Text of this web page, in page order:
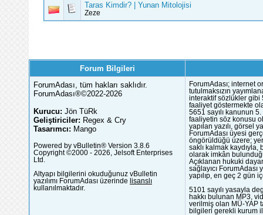
Taras Kimdir? | Yunan Mitolojisi
Zeze
Forum Bilgileri
ForumAdası, tüm hakları saklıdır.
ForumAdası®©2022-2026
Kurucu: Jön TüRk
Geliştiriciler: Regex & Cry
Tasarımcı: Mango
Powered by vBulletin® Version 3.8.6
Copyright ©2000 - 2026, Jelsoft Enterprises
Ltd.
Altyapı bilgilerini okuduğunuz vBulletin
yazılımı ForumAdası üzerinde lisanslı
kullanılmaktadır.
ForumAdası; internet
tutulmaksızın
interaktif sözlükler gibi
faaliyet göstermekte
5651 sayılı kanunun
faaliyetin söz konusu
yapılan yazılı, görsel
ForumAdası üyesi
öngörüldüğü üzere;
saklı kalmak
olarak imkân
Açıklanan hukuki
sağlayıcı
yapılıp, en geç 2 gün
5101 sayılı yasayla
hakkı bulunan MP3,
verilmiş olan MÜ-YAP
bilgileri gerekli kurum